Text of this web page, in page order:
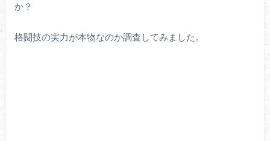
か？
格闘技の実力が本物なのか調査してみました。